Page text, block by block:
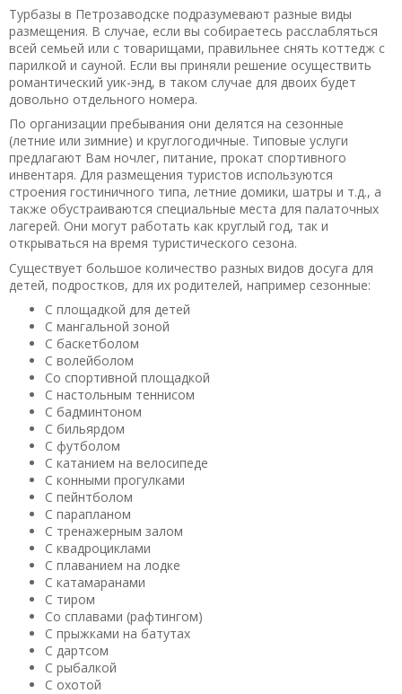
телефоном и погулять-порыбачить. Инфраструктура очень
продумана, все есть, персонал работает споро, любая
просьба выполняется мгновенно) Развлечений в достатке,
сам с удовольствием покатался на квадроцикле после
рыбалки. Через полгода юбилей свадьбы, кажется, я нашел
место, куда сбежать с женой отметить это дело) ну и сам
сюда с удочкой да наживкой еще приеду не раз, это точно.
Полезный отзыв? Да(0) Нет(0)
Евфимий о Гостевой дом «Царевичи»
26.08.2019 в 11:19
Отдыхали там в декабре удобств мало но
баня,отдых,природа шикарно,как на даче!!! Кто любит
дикую природу,рекомендую!!! Тишина и покой,хорошо
отдохнуть от городской суеты!!!
Полезный отзыв? Да
7,7
Адриан о Комплекс апартаментов «Серебро Онеги»
18.08.2019 в 19:26
Нормальная база для невзыскательных туристов, лодки,
рыбалка, шашлыки, баня - что еще надо? Все есть, все
устраивает, приезжали и еще приедем. Жаль до магазина
нужно ехать, не хватает кафешки поближе к базе. В
остальном все как надо. Советую..
Полезный отзыв? Да(0)
Зураб о База отдыха «Суйсарь»
06.08.2019 в 23:09
База отдыха расположена в 45 км. от Петрозаводска.
Отличное тихое место, для отдыха от городской суеты.
Подходит для проведения торжеств, мероприятий, и
Турбазы в Петрозаводске подразумевают разные виды
размещения. В случае, если вы собираетесь расслабляться
всей семьей или с товарищами, правильнее снять коттедж с
парилкой и сауной. Если вы приняли решение осуществить
романтический уик-энд, в таком случае для двоих будет
довольно отдельного номера.
По организации пребывания они делятся на сезонные
(летние или зимние) и круглогодичные. Типовые услуги
предлагают Вам ночлег, питание, прокат спортивного
инвентаря. Для размещения туристов используются
строения гостиничного типа, летние домики, шатры и т.д., а
также обустраиваются специальные места для палаточных
лагерей. Они могут работать как круглый год, так и
открываться на время туристического сезона.
Существует большое количество разных видов досуга для
детей, подростков, для их родителей, например сезонные:
С площадкой для детей
С мангальной зоной
С баскетболом
С волейболом
Со спортивной площадкой
С настольным теннисом
С бадминтоном
С бильярдом
С футболом
С катанием на велосипеде
С конными прогулками
С пейнтболом
С парапланом
С тренажерным залом
С квадроциклами
С плаванием на лодке
С катамаранами
С тиром
Со сплавами (рафтингом)
С прыжками на батутах
С дартсом
С рыбалкой
С охотой